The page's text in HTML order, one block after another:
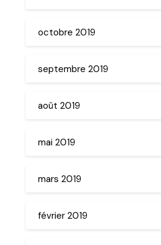
octobre 2019
septembre 2019
août 2019
mai 2019
mars 2019
février 2019